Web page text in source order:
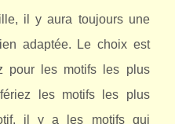
il y aura toujours une
adaptée. Le choix est
pour les motifs les plus
les motifs les plus
il y a les motifs qui